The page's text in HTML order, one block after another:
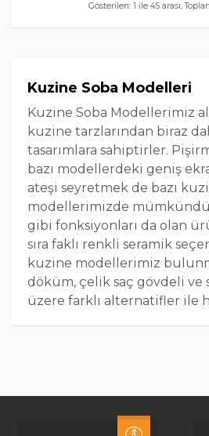
Gösterilen: 1 ile 45 arası,
Kuzine Soba Modelleri
Kuzine Soba Modellerimiz
kuzine tarzlarından biraz
tasarımlara sahiptirler.
bazı modellerdeki geniş
ateşi seyretmek de bazı
modellerimizde
gibi fonksiyonları da olan
sıra faklı renkli seramik
kuzine modellerimiz
döküm, çelik saç gövdeli ve
üzere farklı alternatifler ile
Thermarossi, Cadel ve
mevcuttur. Genel olarak
mutfak ve salon birleşim